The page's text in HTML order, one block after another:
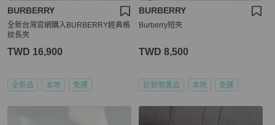
BURBERRY
全新台灣官網購入BURBERRY經典格
紋長夾
TWD 16,900
全新品 本地 免運
BURBERRY
Burberry短夾
TWD 8,500
近新閒置品 本地 免運